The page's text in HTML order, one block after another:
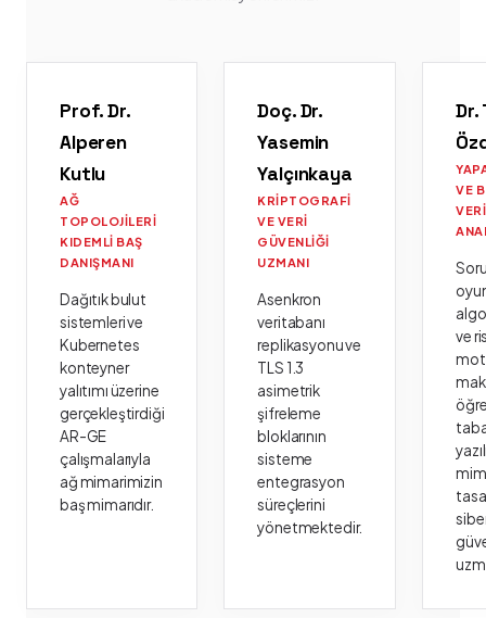
Prof. Dr.
Alperen
Kutlu
AĞ
TOPOLOJILERI
KIDEMLI BAŞ
DANIŞMANI
Dağıtık bulut
sistemleri ve
Kubernetes
konteyner
yalıtımı üzerine
gerçekleştirdiği
AR-GE
çalışmalarıyla
ağ mimarimizin
baş mimarıdır.
Doç. Dr.
Yasemin
Yalçınkaya
KRIPTOGRAFI
VE VERI
GÜVENLIĞI
UZMANI
Asenkron
veritabanı
replikasyonu ve
TLS 1.3
asimetrik
şifreleme
bloklarının
sisteme
entegrasyon
süreçlerini
yönetmektedir.
Dr.
VE
VERI
ve